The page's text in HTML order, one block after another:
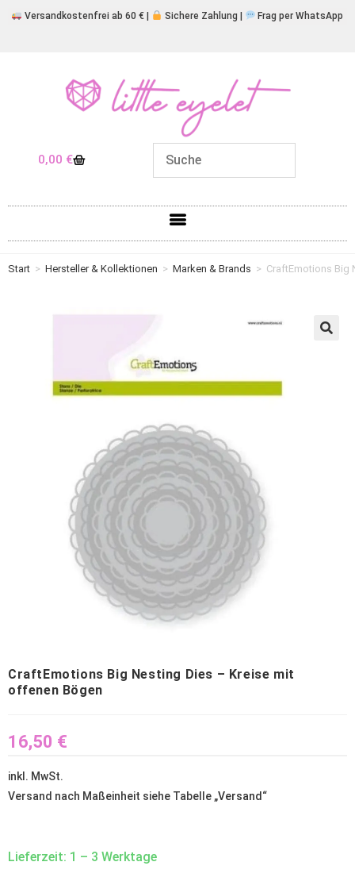
Versandkostenfrei ab 60 € | Sichere Zahlung | Frag per WhatsApp
0,00 €
Start > Hersteller & Kollektionen > Marken & Brands > CraftEmotions Big
CraftEmotions Big Nesting Dies – Kreise mit
offenen Bögen
16,50 €
inkl. MwSt.
Versand nach Maßeinheit siehe Tabelle „Versand“
Lieferzeit: 1 – 3 Werktage